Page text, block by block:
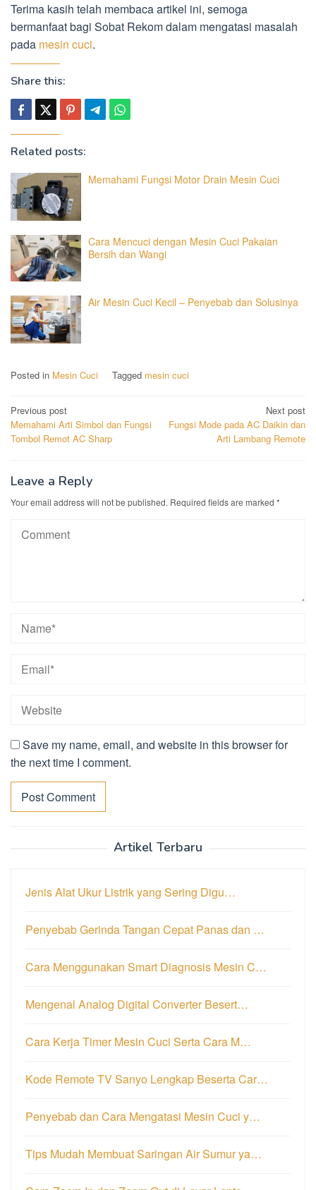
Terima kasih telah membaca artikel ini, semoga
bermanfaat bagi Sobat Rekom dalam mengatasi masalah
pada mesin cuci.
Share this:
Related posts:
Memahami Fungsi Motor Drain Mesin Cuci
Cara Mencuci dengan Mesin Cuci Pakaian
Bersih dan Wangi
Air Mesin Cuci Kecil – Penyebab dan Solusinya
Posted in Mesin Cuci Tagged mesin cuci
Post
navigation
Previous post
Memahami Arti Simbol dan Fungsi
Tombol Remot AC Sharp
Next post
Fungsi Mode pada AC Daikin dan
Arti Lambang Remote
Leave a Reply
Your email address will not be published. Required fields are marked *
Save my name, email, and website in this browser for
the next time I comment.
Artikel Terbaru
Jenis Alat Ukur Listrik yang Sering Digu…
Penyebab Gerinda Tangan Cepat Panas dan …
Cara Menggunakan Smart Diagnosis Mesin C…
Mengenal Analog Digital Converter Besert…
Cara Kerja Timer Mesin Cuci Serta Cara M…
Kode Remote TV Sanyo Lengkap Beserta Car…
Penyebab dan Cara Mengatasi Mesin Cuci y…
Tips Mudah Membuat Saringan Air Sumur ya…